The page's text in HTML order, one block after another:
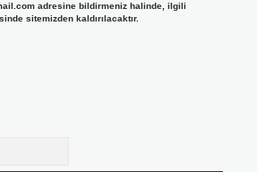
adresine bildirmeniz halinde, ilgili
sitemizden kaldırılacaktır.